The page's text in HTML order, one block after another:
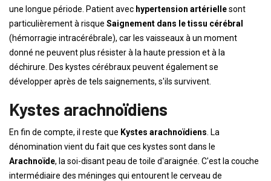
une longue période. Patient avec hypertension artériellesont
particulièrement à risque Saignement dans le tissu cérébral
(hémorragie intracérébrale), car les vaisseaux à un moment
donné ne peuvent plus résister à la haute pression et à la
déchirure. Des kystes cérébraux peuvent également se
développer après de tels saignements, s'ils survivent.
Kystes arachnoïdiens
En fin de compte, il reste que Kystes arachnoïdiens . La
dénomination vient du fait que ces kystes sont dans le
Arachnoïde, la soi-disant peau de toile d'araignée. C'est la couche
intermédiaire des méninges qui entourent le cerveau de